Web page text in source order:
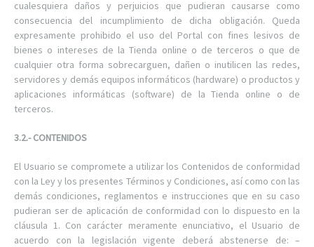
cualesquiera daños y perjuicios que pudieran causarse como
consecuencia del incumplimiento de dicha obligación. Queda
expresamente prohibido el uso del Portal con fines lesivos de
bienes o intereses de la Tienda online o de terceros o que de
cualquier otra forma sobrecarguen, dañen o inutilicen las redes,
servidores y demás equipos informáticos (hardware) o productos y
aplicaciones informáticas (software) de la Tienda online o de
terceros.
3.2.- CONTENIDOS
El Usuario se compromete a utilizar los Contenidos de conformidad
con la Ley y los presentes Términos y Condiciones, así como con las
demás condiciones, reglamentos e instrucciones que en su caso
pudieran ser de aplicación de conformidad con lo dispuesto en la
cláusula 1. Con carácter meramente enunciativo, el Usuario de
acuerdo con la legislación vigente deberá abstenerse de: –